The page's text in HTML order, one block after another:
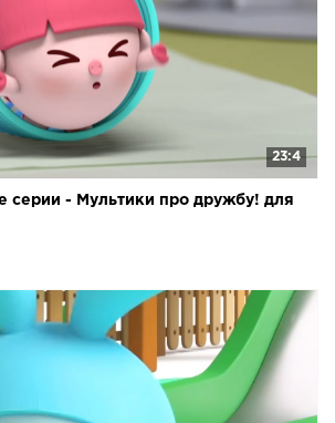
23:4
серии - Мультики про дружбу! для